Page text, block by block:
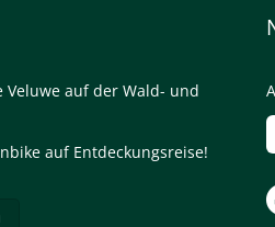
Veluwe auf der Wald- und
auf Entdeckungsreise!